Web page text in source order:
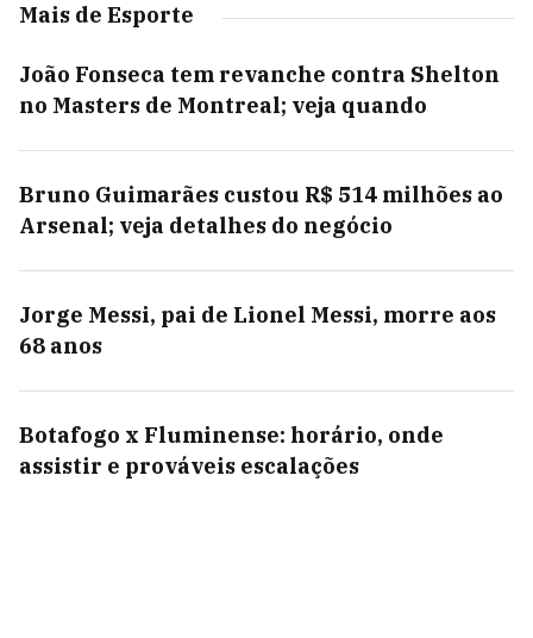
Mais de Esporte
João Fonseca tem revanche contra Shelton
no Masters de Montreal; veja quando
Bruno Guimarães custou R$ 514 milhões ao
Arsenal; veja detalhes do negócio
Jorge Messi, pai de Lionel Messi, morre aos
68 anos
Botafogo x Fluminense: horário, onde
assistir e prováveis escalações